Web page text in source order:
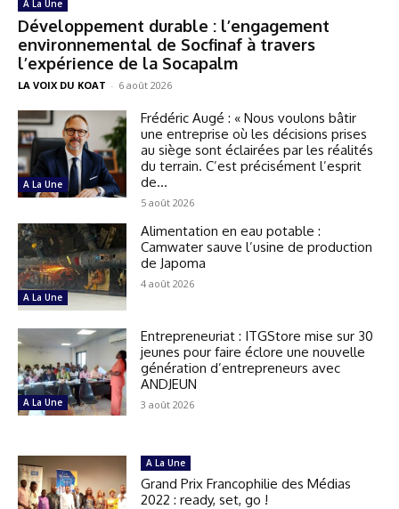
A La Une
Développement durable : l’engagement
environnemental de Socfinaf à travers
l’expérience de la Socapalm
LA VOIX DU KOAT - 6 août 2026
A La Une
Frédéric Augé : « Nous voulons bâtir
une entreprise où les décisions prises
au siège sont éclairées par les réalités
du terrain. C’est précisément l’esprit
de...
5 août 2026
A La Une
Alimentation en eau potable :
Camwater sauve l’usine de production
de Japoma
4 août 2026
A La Une
Entrepreneuriat : ITGStore mise sur 30
jeunes pour faire éclore une nouvelle
génération d’entrepreneurs avec
ANDJEUN
3 août 2026
A La Une
Grand Prix Francophilie des Médias
2022 : ready, set, go !